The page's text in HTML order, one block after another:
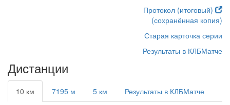
Протокол (итоговый)
(сохранённая копия)
Старая карточка серии
Результаты в КЛБМатче
Дистанции
10 км 7195 м 5 км Результаты в КЛБМатче